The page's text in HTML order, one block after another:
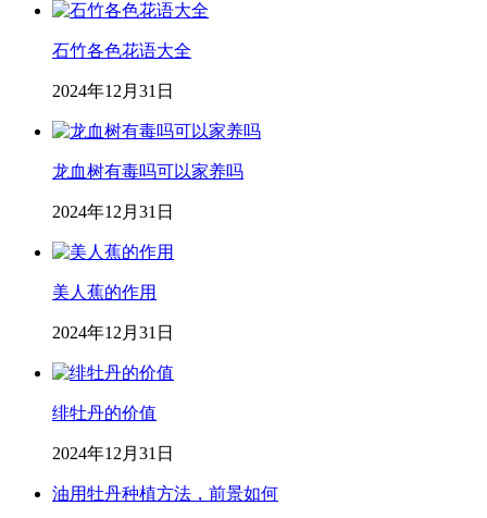
石竹各色花语大全
2024年12月31日
龙血树有毒吗可以家养吗
2024年12月31日
美人蕉的作用
2024年12月31日
绯牡丹的价值
2024年12月31日
油用牡丹种植方法，前景如何